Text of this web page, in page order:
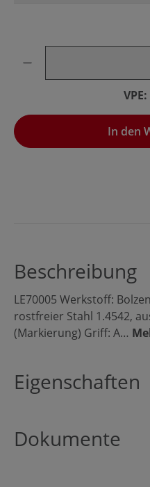
VPE:
In den
Beschreibung
LE70005 Werkstoff:
rostfreier Stahl 1.4542,
(Markierung) Griff: A…
Eigenschaften
Dokumente